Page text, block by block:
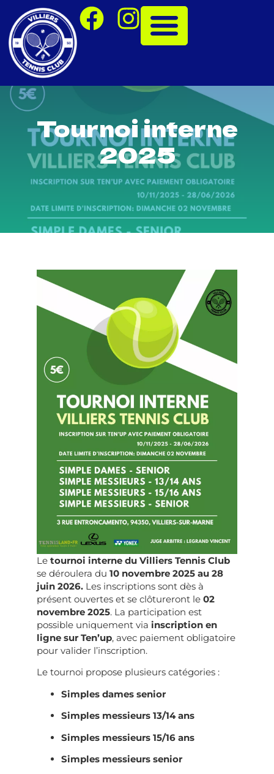
Tournoi interne
2025
Le tournoi interne du Villiers Tennis Club
se déroulera du 10 novembre 2025 au 28
juin 2026. Les inscriptions sont dès à
présent ouvertes et se clôtureront le 02
novembre 2025. La participation est
possible uniquement via inscription en
ligne sur Ten’up, avec paiement obligatoire
pour valider l’inscription.
Le tournoi propose plusieurs catégories :
Simples dames senior
Simples messieurs 13/14 ans
Simples messieurs 15/16 ans
Simples messieurs senior